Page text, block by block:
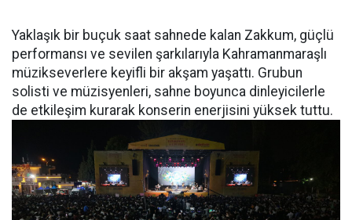
Yaklaşık bir buçuk saat sahnede kalan Zakkum, güçlü
performansı ve sevilen şarkılarıyla Kahramanmaraşlı
müzikseverlere keyifli bir akşam yaşattı. Grubun
solisti ve müzisyenleri, sahne boyunca dinleyicilerle
de etkileşim kurarak konserin enerjisini yüksek tuttu.